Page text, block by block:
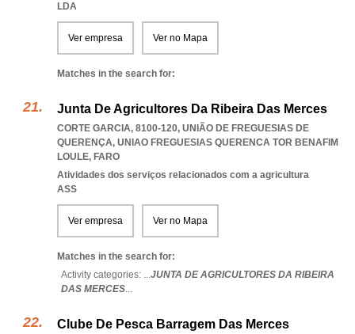
LDA
Ver empresa Ver no Mapa
Matches in the search for:
Junta De Agricultores Da Ribeira Das Merces
CORTE GARCIA, 8100-120, UNIÃO DE FREGUESIAS DE
QUERENÇA, UNIAO FREGUESIAS QUERENCA TOR BENAFIM
LOULE, FARO
Atividades dos serviços relacionados com a agricultura
ASS
Ver empresa Ver no Mapa
Matches in the search for:
Activity categories: ...JUNTA DE AGRICULTORES DA RIBEIRA
DAS MERCES...
Clube De Pesca Barragem Das Merces